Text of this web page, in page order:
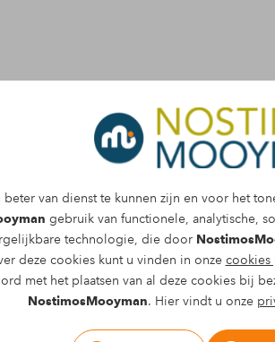
beter van dienst te kunnen zijn en voor het
gebruik van functionele, analytische,
technologie, die door
deze cookies kunt u vinden in onze cookies
met het plaatsen van al deze cookies bij
NostimosMooyman. Hier vindt u onze